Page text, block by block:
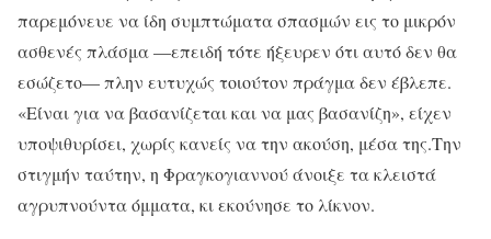
παρεμόνευε να ίδη συμπτώματα σπασμών εις το μικρόν
ασθενές πλάσμα —επειδή τότε ήξευρεν ότι αυτό δεν θα
εσώζετο— πλην ευτυχώς τοιούτον πράγμα δεν έβλεπε.
«Είναι για να βασανίζεται και να μας βασανίζη», είχεν
υποψιθυρίσει, χωρίς κανείς να την ακούση, μέσα της.Την
στιγμήν ταύτην, η Φραγκογιαννού άνοιξε τα κλειστά
αγρυπνούντα όμματα, κι εκούνησε το λίκνον.